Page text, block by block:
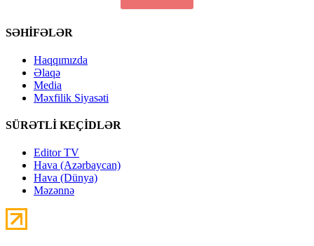
SƏHİFƏLƏR
Haqqımızda
Əlaqə
Media
Məxfilik Siyasəti
SÜRƏTLİ KEÇİDLƏR
Editor TV
Hava (Azərbaycan)
Hava (Dünya)
Məzənnə